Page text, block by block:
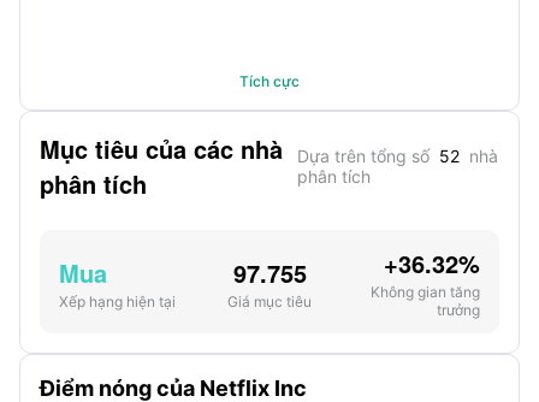
Tích cực
Điểm nóng của Netflix Inc
Mục tiêu của các nhà
phân tích
Dựa trên tổng số 52 nhà
phân tích
Mua
Xếp hạng hiện tại
97.755
Giá mục tiêu
+36.32%
Không gian tăng
trưởng